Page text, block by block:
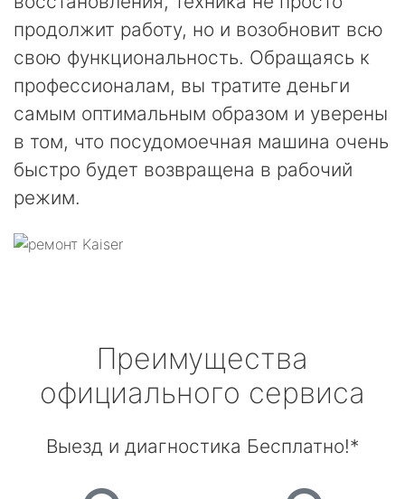
продолжит работу, но и возобновит всю
свою функциональность. Обращаясь к
профессионалам, вы тратите деньги
самым оптимальным образом и уверены
в том, что посудомоечная машина очень
быстро будет возвращена в рабочий
режим.
Преимущества
официального сервиса
Выезд и диагностика Бесплатно!*